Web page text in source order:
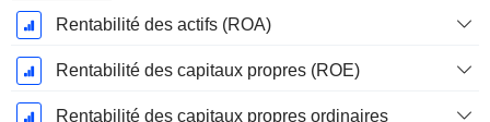
Décembre
Rentabilité des actifs (ROA)
Rentabilité des capitaux propres (ROE)
Rentabilité des capitaux propres ordinaires